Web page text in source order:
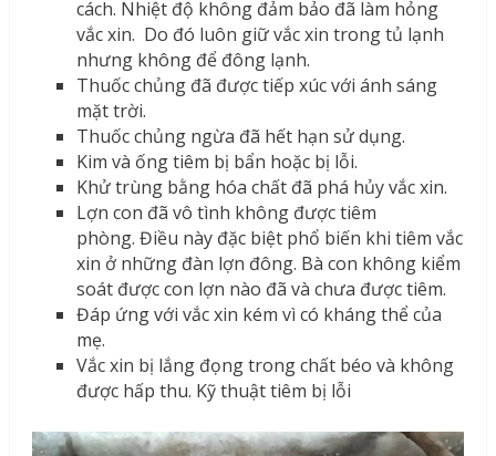
cách. Nhiệt độ không đảm bảo đã làm hỏng
vắc xin. Do đó luôn giữ vắc xin trong tủ lạnh
nhưng không để đông lạnh.
Thuốc chủng đã được tiếp xúc với ánh sáng
mặt trời.
Thuốc chủng ngừa đã hết hạn sử dụng.
Kim và ống tiêm bị bẩn hoặc bị lỗi.
Khử trùng bằng hóa chất đã phá hủy vắc xin.
Lợn con đã vô tình không được tiêm
phòng. Điều này đặc biệt phổ biến khi tiêm vắc
xin ở những đàn lợn đông. Bà con không kiểm
soát được con lợn nào đã và chưa được tiêm.
Đáp ứng với vắc xin kém vì có kháng thể của
mẹ.
Vắc xin bị lắng đọng trong chất béo và không
được hấp thu. Kỹ thuật tiêm bị lỗi